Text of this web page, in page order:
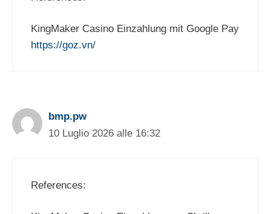
KingMaker Casino Einzahlung mit Google Pay
https://goz.vn/
bmp.pw
10 Luglio 2026 alle 16:32
References: